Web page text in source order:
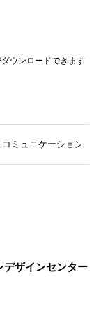
ウンロードできます
ミュニケーションデ
デザインセンター